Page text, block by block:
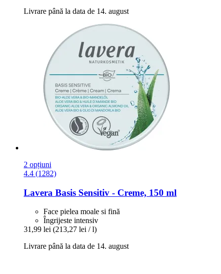
Livrare până la data de 14. august
2 opțiuni
4.4 (1282)
Lavera Basis Sensitiv -​ Creme, 150 ml
Face pielea moale si fină
Îngrijeste intensiv
31,99 lei (213,27 lei / l)
Livrare până la data de 14. august